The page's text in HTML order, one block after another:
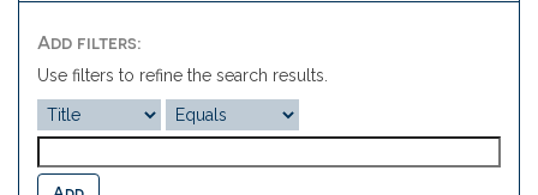
Add filters:
Use filters to refine the search results.